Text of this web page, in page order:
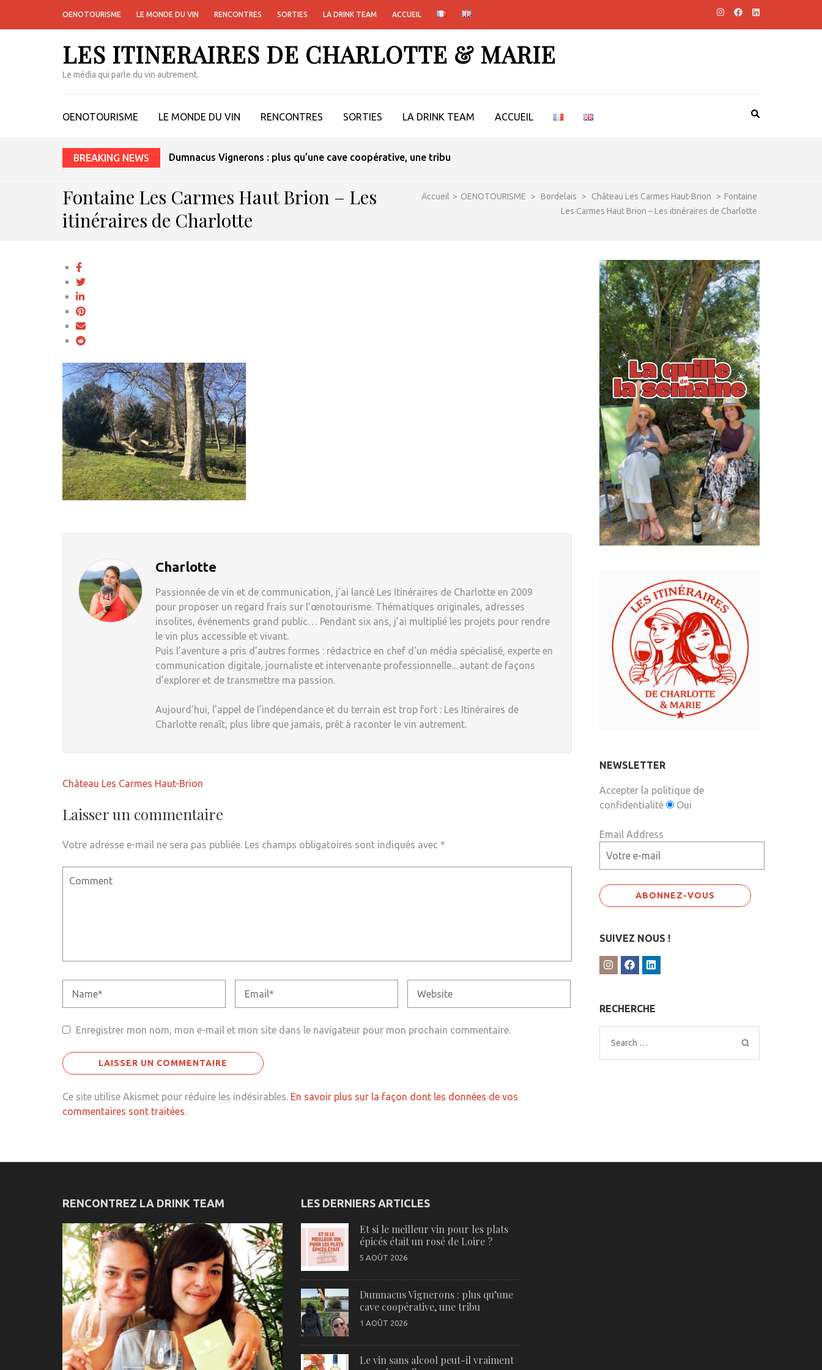
OENOTOURISME LE MONDE DU VIN RENCONTRES SORTIES LA DRINK TEAM ACCUEIL
LES ITINERAIRES DE CHARLOTTE & MARIE
Le média qui parle du vin autrement.
OENOTOURISME LE MONDE DU VIN RENCONTRES SORTIES LA DRINK TEAM ACCUEIL
BREAKING NEWS Dumnacus Vignerons : plus qu’une cave coopérative, une tribu
Accueil > OENOTOURISME > Bordelais > Château Les Carmes Haut-Brion > Fontaine
Les Carmes Haut Brion – Les itinéraires de Charlotte
Fontaine Les Carmes Haut Brion – Les
itinéraires de Charlotte
Charlotte
Passionnée de vin et de communication, j’ai lancé Les Itinéraires de Charlotte en 2009
pour proposer un regard frais sur l’œnotourisme. Thématiques originales, adresses
insolites, événements grand public… Pendant six ans, j’ai multiplié les projets pour rendre
le vin plus accessible et vivant.
Puis l’aventure a pris d’autres formes : rédactrice en chef d'un média spécialisé, experte en
communication digitale, journaliste et intervenante professionnelle... autant de façons
d’explorer et de transmettre ma passion.
Aujourd’hui, l’appel de l’indépendance et du terrain est trop fort : Les Itinéraires de
Charlotte renaît, plus libre que jamais, prêt à raconter le vin autrement.
Navigation
l’article
Château Les Carmes Haut-Brion
Laisser un commentaire
Votre adresse e-mail ne sera pas publiée. Les champs obligatoires sont indiqués avec *
Enregistrer mon nom, mon e-mail et mon site dans le navigateur pour mon prochain commentaire.
Ce site utilise Akismet pour réduire les indésirables. En savoir plus sur la façon dont les données de vos
commentaires sont traitées.
NEWSLETTER
Accepter la politique de
confidentialité
Oui
Email Address
SUIVEZ NOUS !
RECHERCHE
Search
for:
RENCONTREZ LA DRINK TEAM LES DERNIERS ARTICLES
Et si le meilleur vin pour les plats
épicés était un rosé de Loire ?
5 AOÛT 2026
Dumnacus Vignerons : plus qu’une
cave coopérative, une tribu
1 AOÛT 2026
Le vin sans alcool peut-il vraiment